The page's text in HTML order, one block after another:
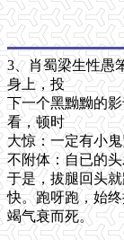
3、肖蜀梁生性愚
身上，投
下一个黑黝黝的
看，顿时
大惊：一定有小
不附体：自已的
于是，拔腿回头
快。跑呀跑，始
竭气衰而死。